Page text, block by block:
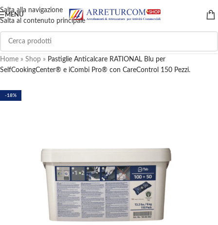
Salta alla navigazione
Salta al contenuto principale
MENU
Home » Shop » Pastiglie Anticalcare RATIONAL Blu per
SelfCookingCenter® e iCombi Pro® con CareControl 150 Pezzi.
-18%